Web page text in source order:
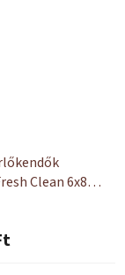
Clean 6x80